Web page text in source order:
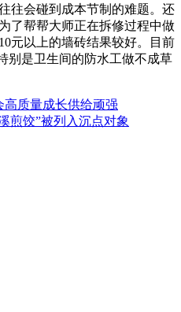
往会碰到成本节制的难题。还
了帮帮大师正在拆修过程中做
元以上的墙砖结果较好。目前
别是卫生间的防水工做不成草
高质量成长供给顽强
煎饺”被列入沉点对象